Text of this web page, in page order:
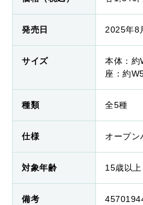
発売日 2025年8
サイズ
本体：約
座：約
種類 全5種
仕様 オープン
対象年齢 15歳以上
備考